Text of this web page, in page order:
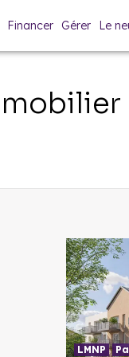
Financer Gérer Le
LMNP